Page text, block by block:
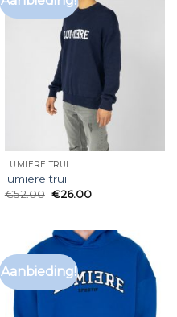
LUMIERE TRUI
lumiere trui
€52.00 €26.00
Aanbieding!